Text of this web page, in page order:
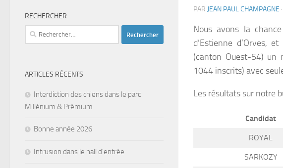
PAR JEAN PAUL CHAMPAGNE ·
Nous avons la
d’Estienne d’Orves,
(canton Ouest-54) un
1044 inscrits) avec
Les résultats sur notre
Candidat
ROYAL
SARKOZY
RECHERCHER
Rechercher :
ARTICLES RÉCENTS
Interdiction des chiens dans le parc
Millénium & Prémium
Bonne année 2026
Intrusion dans le hall d’entrée